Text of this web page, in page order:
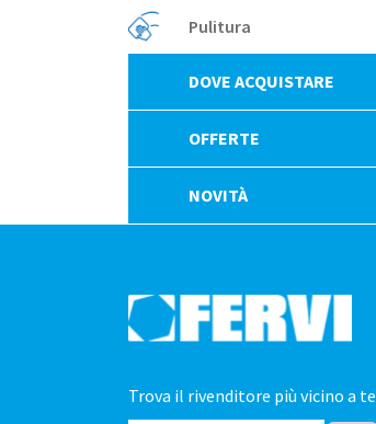
Pulitura
DOVE ACQUISTARE
OFFERTE
NOVITÀ
Trova il rivenditore più vicino a te